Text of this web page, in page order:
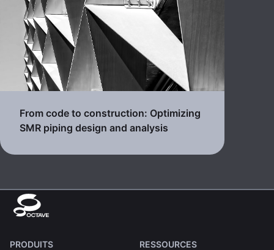
From code to construction: Optimizing
SMR piping design and analysis
PRODUITS
RESSOURCES